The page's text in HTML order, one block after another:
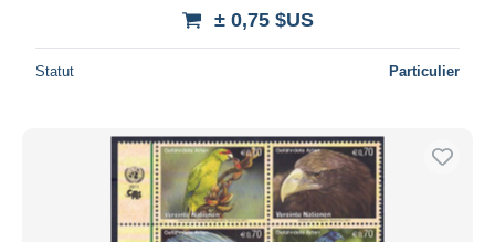
± 0,75 $US
Statut Particulier